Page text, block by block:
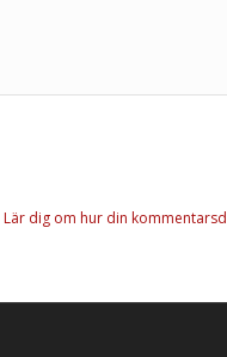
Lär dig om hur din